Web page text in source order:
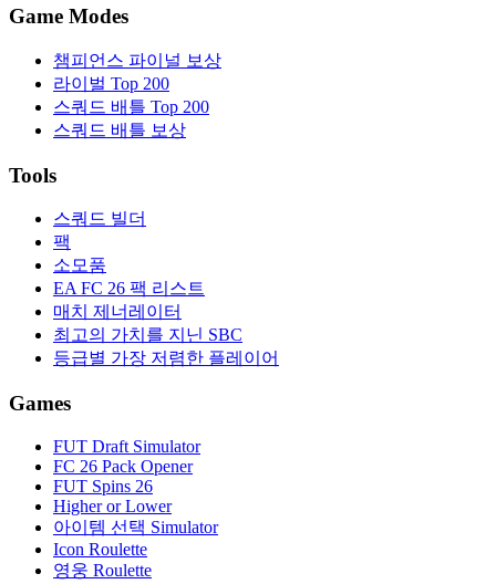
Game Modes
챔피언스 파이널 보상
라이벌 Top 200
스쿼드 배틀 Top 200
스쿼드 배틀 보상
Tools
스쿼드 빌더
팩
소모품
EA FC 26 팩 리스트
매치 제너레이터
최고의 가치를 지닌 SBC
등급별 가장 저렴한 플레이어
Games
FUT Draft Simulator
FC 26 Pack Opener
FUT Spins 26
Higher or Lower
아이템 선택 Simulator
Icon Roulette
영웅 Roulette